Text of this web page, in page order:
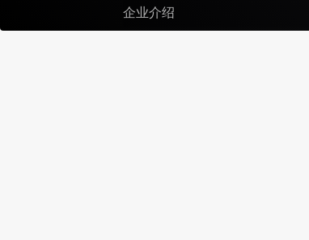
企业介绍